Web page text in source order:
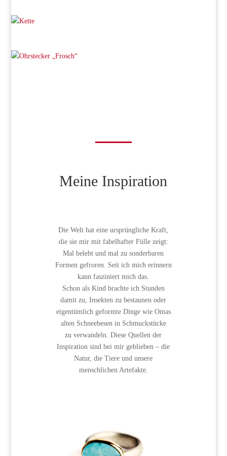
Meine Inspiration
Die Welt hat eine ursprüngliche Kraft,
die sie mir mit fabelhafter Fülle zeigt:
Mal belebt und mal zu sonderbaren
Formen gefroren. Seit ich mich erinnern
kann fasziniert mich das.
Schon als Kind brachte ich Stunden
damit zu, Insekten zu bestaunen oder
eigentümlich geformte Dinge wie Omas
alten Schneebesen in Schmuckstücke
zu verwandeln. Diese Quellen der
Inspiration sind bei mir geblieben – die
Natur, die Tiere und unsere
menschlichen Artefakte.